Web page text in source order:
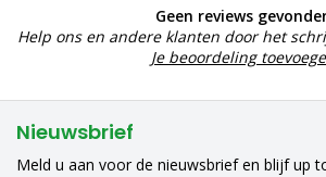
Geen reviews
Help ons en andere klanten door het
Je beoordeling
Nieuwsbrief
Meld u aan voor de nieuwsbrief en blijf up